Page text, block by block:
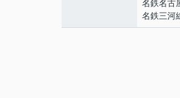
名鉄名古
名鉄三河